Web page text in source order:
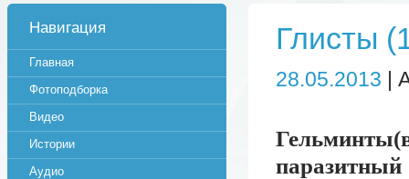
Глисты
28.05.2013 |
Навигация
Главная
Фотоподборка
Видео
Истории
Аудио